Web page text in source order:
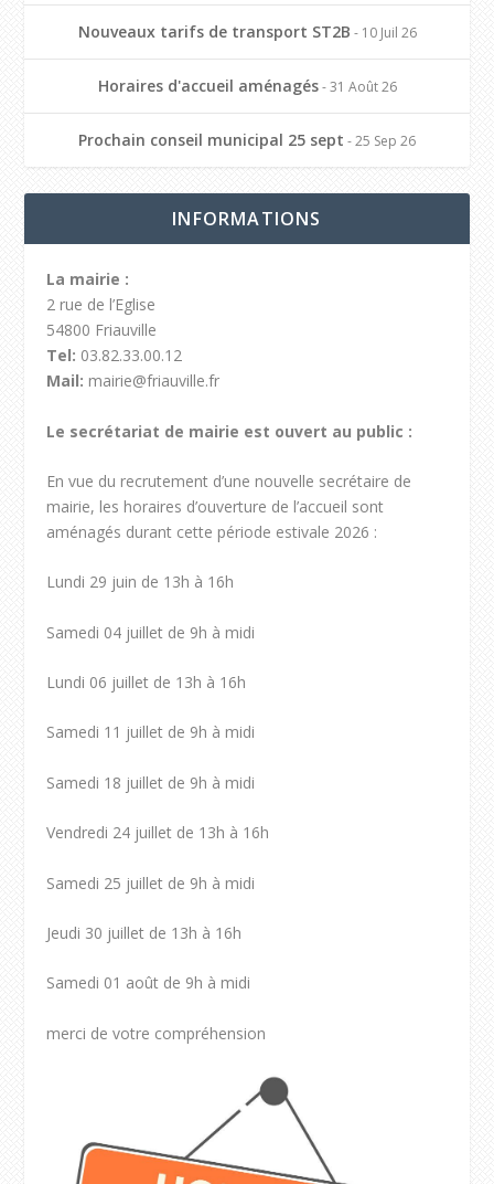
Nouveaux tarifs de transport ST2B - 10 Juil 26
Horaires d'accueil aménagés- 31 Août 26
Prochain conseil municipal 25 sept - 25 Sep 26
INFORMATIONS
La mairie :
2 rue de l’Eglise
54800 Friauville
Tel: 03.82.33.00.12
Mail: mairie@friauville.fr
Le secrétariat de mairie est ouvert au public :
En vue du recrutement d’une nouvelle secrétaire de
mairie, les horaires d’ouverture de l’accueil sont
aménagés durant cette période estivale 2026 :
Lundi 29 juin de 13h à 16h
Samedi 04 juillet de 9h à midi
Lundi 06 juillet de 13h à 16h
Samedi 11 juillet de 9h à midi
Samedi 18 juillet de 9h à midi
Vendredi 24 juillet de 13h à 16h
Samedi 25 juillet de 9h à midi
Jeudi 30 juillet de 13h à 16h
Samedi 01 août de 9h à midi
merci de votre compréhension